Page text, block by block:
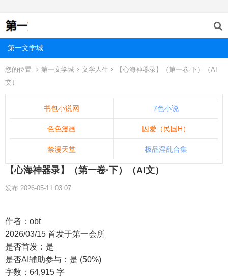
第一文学城
您的位置 第一文学城 文学人生
【心海神器录】（第一卷·下）（AI
文）
书包小说网 7色小说
色色漫画 囚爱（民国H）
禁漫天堂 极品淫乱合集
【心海神器录】（第一卷·下）（AI文）
发布:2026-05-11 03:07
作者：obt
2026/03/15 首发于第一会所
是否首发：是
是否AI辅助参与：是 (50%)
字数：64,915 字